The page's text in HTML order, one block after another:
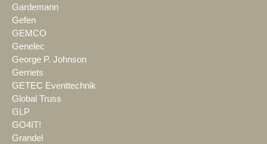
Gardemann
Gefen
GEMCO
Genelec
George P. Johnson
Gerriets
GETEC Eventtechnik
Global Truss
GLP
GO4IT!
Grandel